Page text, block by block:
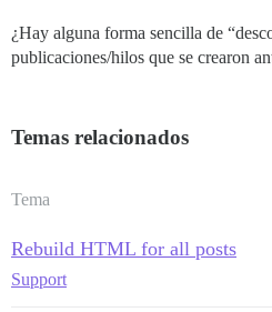
¿Hay alguna forma sencilla de
publicaciones/hilos que se crearon
Temas relacionados
Tema
Rebuild HTML for all posts
Support